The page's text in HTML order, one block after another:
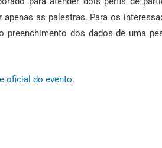
as palestras. Para os
dos dados de uma
oficial do evento.